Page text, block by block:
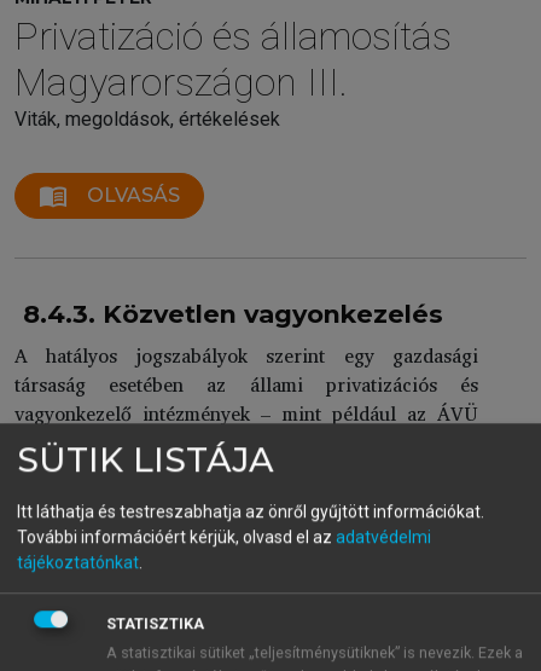
Privatizáció és államosítás
Magyarországon III.
Viták, megoldások, értékelések
menu_book OLVASÁS
8.4.3. Közvetlen vagyonkezelés
A hatályos jogszabályok szerint egy gazdasági
társaság esetében az állami privatizációs és
vagyonkezelő intézmények – mint például az ÁVÜ
vagy az MNV Zrt. – alapvető vagyonkezelési
feladatai a következők:
éves beszámoló és az üzleti terv jóváhagyása, az
osztalékpolitika meghatározása, személyi
döntések (vezérigazgató, IG, FB, könyvvizsgáló
kijelölése),
tulajdonhányaddal kapcsolatos műveletek
(alaptőke-emelés, -leszállítás), értékhatár feletti
SÜTIK LISTÁJA
Itt láthatja és testreszabhatja az önről gyűjtött információkat.
További információért kérjük, olvasd el az adatvédelmi
tájékoztatónkat.
STATISZTIKA
A statisztikai sütiket „teljesítménysütiknek” is nevezik. Ezek a